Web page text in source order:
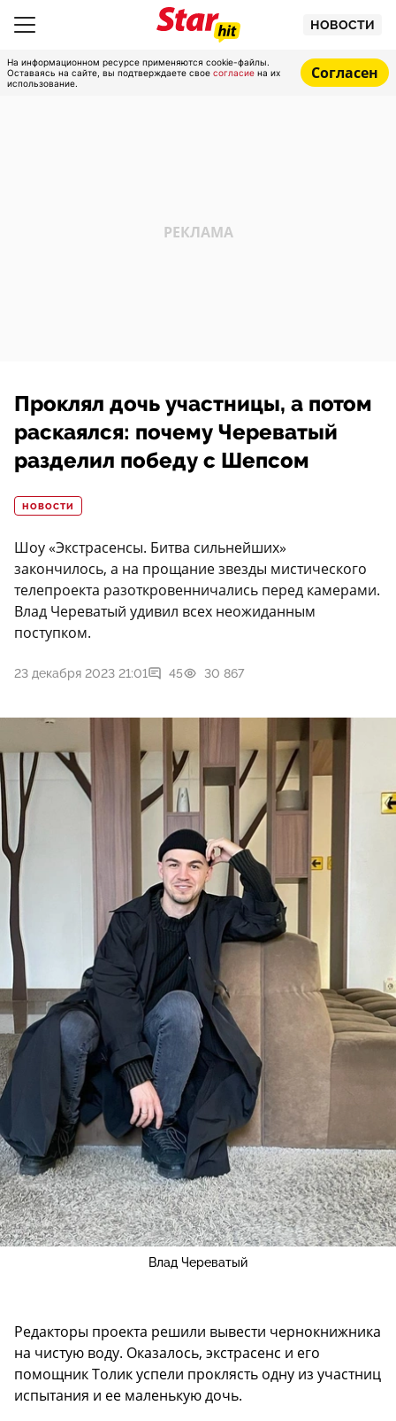
НОВОСТИ
На информационном ресурсе применяются cookie-файлы.
Оставаясь на сайте, вы подтверждаете свое согласие на их
использование.
Согласен
Проклял дочь участницы, а потом
раскаялся: почему Череватый
разделил победу с Шепсом
НОВОСТИ
Шоу «Экстрасенсы. Битва сильнейших»
закончилось, а на прощание звезды мистического
телепроекта разоткровенничались перед камерами.
Влад Череватый удивил всех неожиданным
поступком.
23 декабря 2023 21:01 45 30 867
Влад Череватый
Редакторы проекта решили вывести чернокнижника
на чистую воду. Оказалось, экстрасенс и его
помощник Толик успели проклясть одну из участниц
испытания и ее маленькую дочь.